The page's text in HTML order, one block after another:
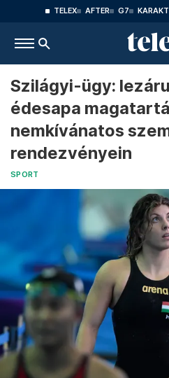
TELEX AFTER G7
Szilágyi-ügy:
édesapa
nemkívánatos
rendezvényein
SPORT